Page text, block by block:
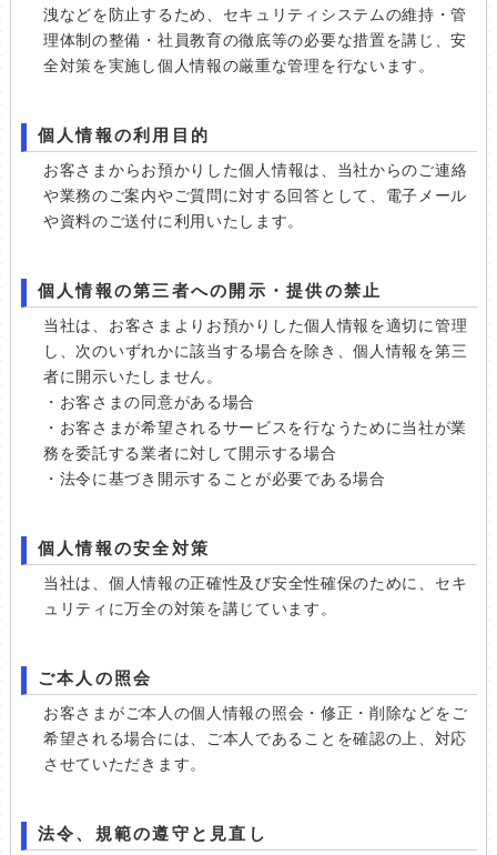
洩などを防止するため、セキュリティシステムの維持・管
理体制の整備・社員教育の徹底等の必要な措置を講じ、安
全対策を実施し個人情報の厳重な管理を行ないます。
個人情報の利用目的
お客さまからお預かりした個人情報は、当社からのご連絡
や業務のご案内やご質問に対する回答として、電子メール
や資料のご送付に利用いたします。
個人情報の第三者への開示・提供の禁止
当社は、お客さまよりお預かりした個人情報を適切に管理
し、次のいずれかに該当する場合を除き、個人情報を第三
者に開示いたしません。
・お客さまの同意がある場合
・お客さまが希望されるサービスを行なうために当社が業
務を委託する業者に対して開示する場合
・法令に基づき開示することが必要である場合
個人情報の安全対策
当社は、個人情報の正確性及び安全性確保のために、セキ
ュリティに万全の対策を講じています。
ご本人の照会
お客さまがご本人の個人情報の照会・修正・削除などをご
希望される場合には、ご本人であることを確認の上、対応
させていただきます。
法令、規範の遵守と見直し